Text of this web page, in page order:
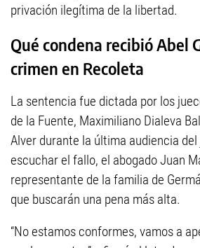
privación ilegítima de la libertad.
Qué condena recibió Abel
crimen en Recoleta
La sentencia fue dictada por los
de la Fuente, Maximiliano Dialeva
Alver durante la última audiencia
escuchar el fallo, el abogado Juan
representante de la familia de
que buscarán una pena más alta.
“No estamos conformes, vamos a